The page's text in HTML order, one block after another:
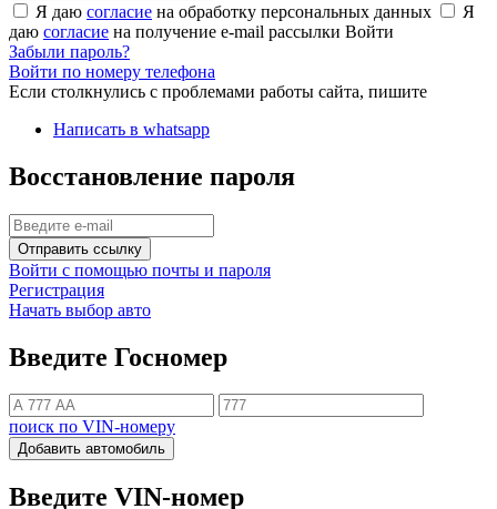
Я даю согласие на обработку персональных данных
Я
даю согласие на получение e-mail рассылки Войти
Забыли пароль?
Войти по номеру телефона
Если столкнулись с проблемами работы сайта, пишите
Написать в whatsapp
Восстановление пароля
Отправить ссылку
Войти с помощью почты и пароля
Регистрация
Начать выбор авто
Введите Госномер
поиск по VIN-номеру
Добавить автомобиль
Введите VIN-номер